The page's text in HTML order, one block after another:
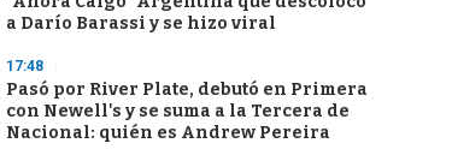
a Darío Barassi y se hizo viral
17:48
Pasó por River Plate, debutó en Primera
con Newell's y se suma a la Tercera de
Nacional: quién es Andrew Pereira